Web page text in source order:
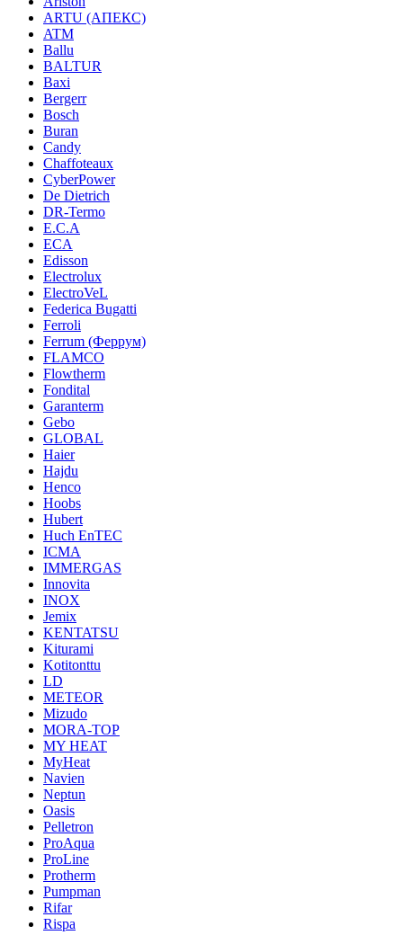
ARTU (АПЕКС)
ATM
Ballu
BALTUR
Baxi
Bergerr
Bosch
Buran
Candy
Chaffoteaux
CyberPower
De Dietrich
DR-Termo
E.C.A
ECA
Edisson
Electrolux
ElectroVeL
Federica Bugatti
Ferroli
Ferrum (Феррум)
FLAMCO
Flowtherm
Fondital
Garanterm
Gebo
GLOBAL
Haier
Hajdu
Henco
Hoobs
Hubert
Huch EnTEC
ICMA
IMMERGAS
Innovita
INOX
Jemix
KENTATSU
Kiturami
Kotitonttu
LD
METEOR
Mizudo
MORA-TOP
MY HEAT
MyHeat
Navien
Neptun
Oasis
Pelletron
ProAqua
ProLine
Protherm
Pumpman
Rifar
Rispa